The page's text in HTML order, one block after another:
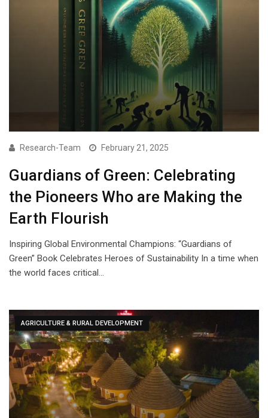
Research-Team February 21, 2025
Guardians of Green: Celebrating
the Pioneers Who are Making the
Earth Flourish
Inspiring Global Environmental Champions: “Guardians of
Green” Book Celebrates Heroes of Sustainability In a time when
the world faces critical…
AGRICULTURE & RURAL DEVELOPMENT